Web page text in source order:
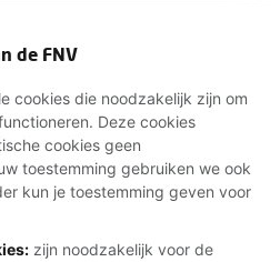
de FNV
cookies die noodzakelijk zijn om
Deze cookies
cookies geen
toestemming gebruiken we ook
kun je toestemming geven voor
zijn noodzakelijk voor de